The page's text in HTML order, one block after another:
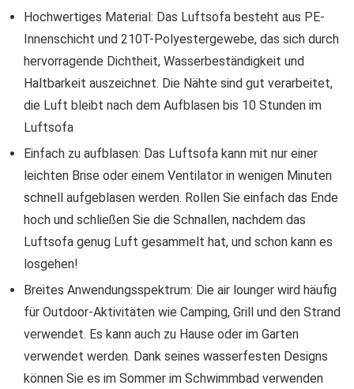
Hochwertiges Material: Das Luftsofa besteht aus PE-
Innenschicht und 210T-Polyestergewebe, das sich durch
hervorragende Dichtheit, Wasserbeständigkeit und
Haltbarkeit auszeichnet. Die Nähte sind gut verarbeitet,
die Luft bleibt nach dem Aufblasen bis 10 Stunden im
Luftsofa
Einfach zu aufblasen: Das Luftsofa kann mit nur einer
leichten Brise oder einem Ventilator in wenigen Minuten
schnell aufgeblasen werden. Rollen Sie einfach das Ende
hoch und schließen Sie die Schnallen, nachdem das
Luftsofa genug Luft gesammelt hat, und schon kann es
losgehen!
Breites Anwendungsspektrum: Die air lounger wird häufig
für Outdoor-Aktivitäten wie Camping, Grill und den Strand
verwendet. Es kann auch zu Hause oder im Garten
verwendet werden. Dank seines wasserfesten Designs
können Sie es im Sommer im Schwimmbad verwenden